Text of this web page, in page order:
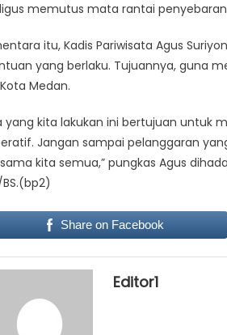
memutus mata rantai penyebaran
itu, Kadis Pariwisata Agus
yang berlaku. Tujuannya, guna
Medan.
yang kita lakukan ini bertujuan untuk
Jangan sampai pelanggaran
kita semua,” pungkas Agus
Share on Facebook
Editor1